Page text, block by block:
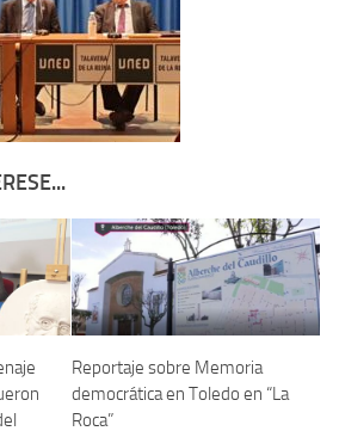
la represión en Talavera de la Reina (1937-
Toledo 1936-1947 | Buscador
abril de 1939 de Tembleque
Agrupaciones y Militantes (1934-1939)
Navarra
Galicia
republicanismo
Reportaje sobre Memoria
democrática en Toledo en “La
Roca”